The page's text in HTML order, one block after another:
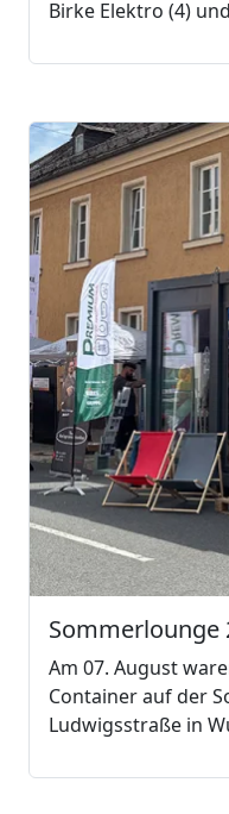
Birke Elektro (4)
Sommerlounge
Am 07. August
Container auf der
Ludwigsstraße in